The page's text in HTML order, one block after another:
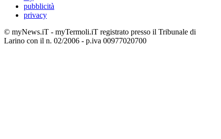
pubblicità
privacy
© myNews.iT - myTermoli.iT registrato presso il Tribunale di
Larino con il n. 02/2006 - p.iva 00977020700